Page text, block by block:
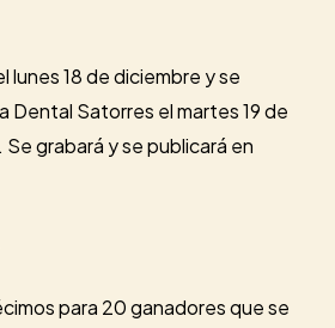
lunes 18 de diciembre y se
Dental Satorres el martes 19 de
grabará y se publicará en
para 20 ganadores que se